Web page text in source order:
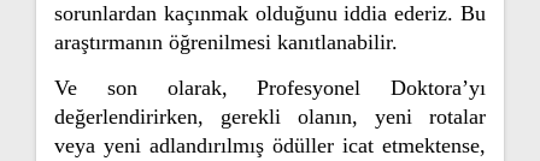
sorunlardan kaçınmak olduğunu iddia ederiz. Bu
araştırmanın öğrenilmesi kanıtlanabilir.
Ve son olarak, Profesyonel Doktora’yı
değerlendirirken, gerekli olanın, yeni rotalar
veya yeni adlandırılmış ödüller icat etmektense,